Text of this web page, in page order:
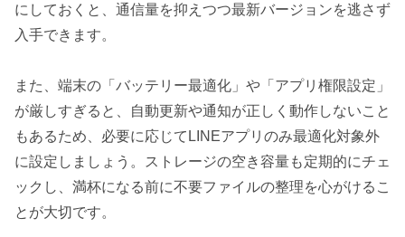
にしておくと、通信量を抑えつつ最新バージョンを逃さず
入手できます。
また、端末の「バッテリー最適化」や「アプリ権限設定」
が厳しすぎると、自動更新や通知が正しく動作しないこと
もあるため、必要に応じてLINEアプリのみ最適化対象外
に設定しましょう。ストレージの空き容量も定期的にチェ
ックし、満杯になる前に不要ファイルの整理を心がけるこ
とが大切です。